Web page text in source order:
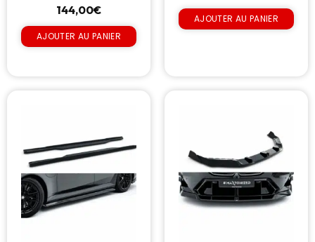
144,00€
AJOUTER AU PANIER
AJOUTER AU PANIER